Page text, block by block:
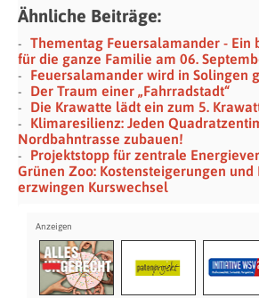
Ähnliche Beiträge:
Thementag Feuersalamander - Ein
für die ganze Familie am 06.
Feuersalamander wird in Solingen
Der Traum einer „Fahrradstadt“
Die Krawatte lädt ein zum 5.
Klimaresilienz: Jeden
Nordbahntrasse zubauen!
Projektstopp für zentrale
Grünen Zoo: Kostensteigerungen
erzwingen Kurswechsel